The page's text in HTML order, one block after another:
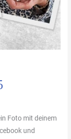
Foto mit deinem
und